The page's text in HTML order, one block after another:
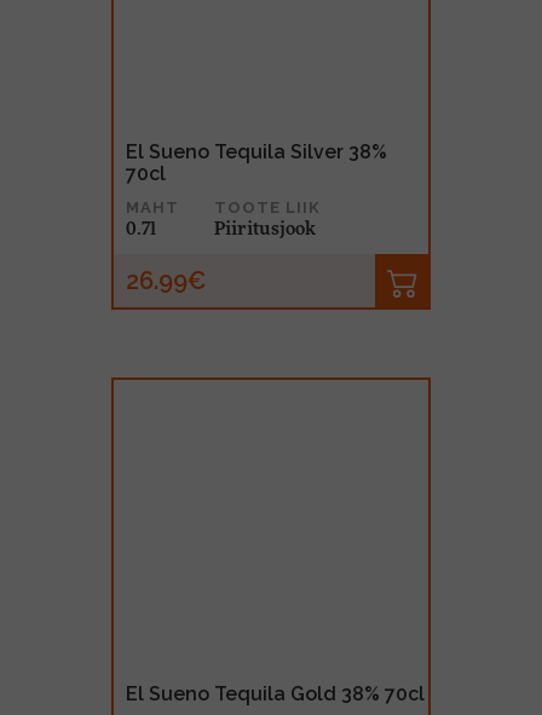
El Sueno Tequila Silver 38%
70cl
MAHT
0.7l
TOOTE LIIK
Piiritusjook
26.99€
El Sueno Tequila Gold 38% 70cl